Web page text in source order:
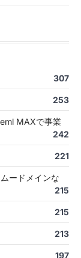
307
253
MAXで事業
242
221
ードメインな
215
215
213
197